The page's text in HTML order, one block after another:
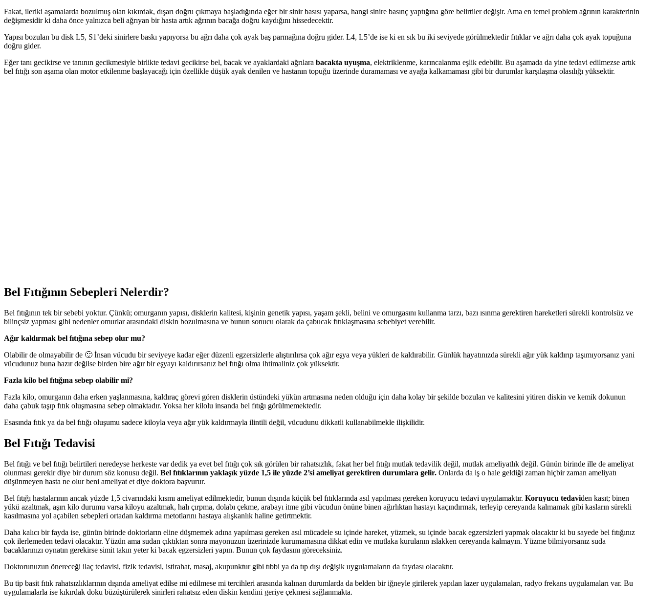
Fakat, ileriki aşamalarda bozulmuş olan kıkırdak, dışarı doğru çıkmaya başladığında eğer bir sinir basısı yaparsa, hangi sinire basınç yaptığına göre belirtiler değişir. Ama en temel problem ağrının karakterinin
değişmesidir ki daha önce yalnızca beli ağrıyan bir hasta artık ağrının bacağa doğru kaydığını hissedecektir.
Yapısı bozulan bu disk L5, S1’deki sinirlere baskı yapıyorsa bu ağrı daha çok ayak baş parmağına doğru gider. L4, L5’de ise ki en sık bu iki seviyede görülmektedir fıtıklar ve ağrı daha çok ayak topuğuna
doğru gider.
Eğer tanı gecikirse ve tanının gecikmesiyle birlikte tedavi gecikirse bel, bacak ve ayaklardaki ağrılara bacakta uyuşma, elektriklenme, karıncalanma eşlik edebilir. Bu aşamada da yine tedavi edilmezse artık
bel fıtığı son aşama olan motor etkilenme başlayacağı için özellikle düşük ayak denilen ve hastanın topuğu üzerinde duramaması ve ayağa kalkamaması gibi bir durumlar karşılaşma olasılığı yüksektir.
Bel Fıtığının Sebepleri Nelerdir?
Bel fıtığının tek bir sebebi yoktur. Çünkü; omurganın yapısı, disklerin kalitesi, kişinin genetik yapısı, yaşam şekli, belini ve omurgasını kullanma tarzı, bazı ısınma gerektiren hareketleri sürekli kontrolsüz ve
bilinçsiz yapması gibi nedenler omurlar arasındaki diskin bozulmasına ve bunun sonucu olarak da çabucak fıtıklaşmasına sebebiyet verebilir.
Ağır kaldırmak bel fıtığına sebep olur mu?
Olabilir de olmayabilir de 🙂 İnsan vücudu bir seviyeye kadar eğer düzenli egzersizlerle alıştırılırsa çok ağır eşya veya yükleri de kaldırabilir. Günlük hayatınızda sürekli ağır yük kaldırıp taşımıyorsanız yani
vücudunuz buna hazır değilse birden bire ağır bir eşyayı kaldırırsanız bel fıtığı olma ihtimaliniz çok yüksektir.
Fazla kilo bel fıtığına sebep olabilir mi?
Fazla kilo, omurganın daha erken yaşlanmasına, kaldıraç görevi gören disklerin üstündeki yükün artmasına neden olduğu için daha kolay bir şekilde bozulan ve kalitesini yitiren diskin ve kemik dokunun
daha çabuk taşıp fıtık oluşmasına sebep olmaktadır. Yoksa her kilolu insanda bel fıtığı görülmemektedir.
Esasında fıtık ya da bel fıtığı oluşumu sadece kiloyla veya ağır yük kaldırmayla ilintili değil, vücudunu dikkatli kullanabilmekle ilişkilidir.
Bel Fıtığı Tedavisi
Bel fıtığı ve bel fıtığı belirtileri neredeyse herkeste var dedik ya evet bel fıtığı çok sık görülen bir rahatsızlık, fakat her bel fıtığı mutlak tedavilik değil, mutlak ameliyatlık değil. Günün birinde ille de ameliyat
olunması gerekir diye bir durum söz konusu değil. Bel fıtıklarının yaklaşık yüzde 1,5 ile yüzde 2’si ameliyat gerektiren durumlara gelir. Onlarda da iş o hale geldiği zaman hiçbir zaman ameliyatı
düşünmeyen hasta ne olur beni ameliyat et diye doktora başvurur.
Bel fıtığı hastalarının ancak yüzde 1,5 civarındaki kısmı ameliyat edilmektedir, bunun dışında küçük bel fıtıklarında asıl yapılması gereken koruyucu tedavi uygulamaktır. Koruyucu tedaviden kasıt; binen
yükü azaltmak, aşırı kilo durumu varsa kiloyu azaltmak, halı çırpma, dolabı çekme, arabayı itme gibi vücudun önüne binen ağırlıktan hastayı kaçındırmak, terleyip cereyanda kalmamak gibi kasların sürekli
kasılmasına yol açabilen sebepleri ortadan kaldırma metotlarını hastaya alışkanlık haline getirtmektir.
Daha kalıcı bir fayda ise, günün birinde doktorların eline düşmemek adına yapılması gereken asıl mücadele su içinde hareket, yüzmek, su içinde bacak egzersizleri yapmak olacaktır ki bu sayede bel fıtığınız
çok ilerlemeden tedavi olacaktır. Yüzün ama sudan çıktıktan sonra mayonuzun üzerinizde kurumamasına dikkat edin ve mutlaka kurulanın ıslakken cereyanda kalmayın. Yüzme bilmiyorsanız suda
bacaklarınızı oynatın gerekirse simit takın yeter ki bacak egzersizleri yapın. Bunun çok faydasını göreceksiniz.
Doktorunuzun önereceği ilaç tedavisi, fizik tedavisi, istirahat, masaj, akupunktur gibi tıbbi ya da tıp dışı değişik uygulamaların da faydası olacaktır.
Bu tip basit fıtık rahatsızlıklarının dışında ameliyat edilse mi edilmese mi tercihleri arasında kalınan durumlarda da belden bir iğneyle girilerek yapılan lazer uygulamaları, radyo frekans uygulamaları var. Bu
uygulamalarla ise kıkırdak doku büzüştürülerek sinirleri rahatsız eden diskin kendini geriye çekmesi sağlanmakta.